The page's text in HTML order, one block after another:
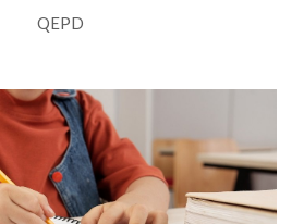
QEPD